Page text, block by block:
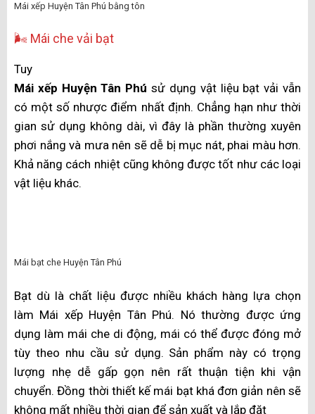
Mái che Polycarbonate tại Huyện Tân Phú
💎 Mái che kính cường lực
Một trong những ưu điểm nổi bật nhất của mái che
kính cường lực là khả năng hấp thụ ánh sáng gần như
tuyệt đối. Không gian của bạn sẽ được bao phủ bởi ánh
sáng tự nhiên những vẫn tránh được khúc xạ. Ngôi nhà,
biệt thự của bạn sẽ sang trọng hơn nếu sử dụng mái